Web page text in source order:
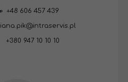
+48 606 457 439
+380 947 10 10 10